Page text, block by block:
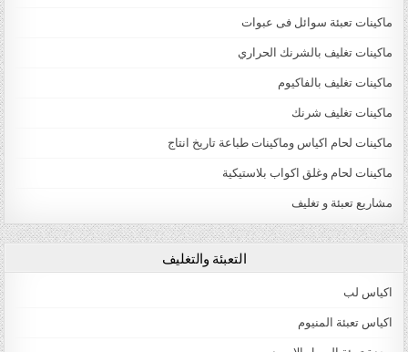
ماكينات تعبئة سوائل فى عبوات
ماكينات تغليف بالشرنك الحراري
ماكينات تغليف بالفاكيوم
ماكينات تغليف شرنك
ماكينات لحام اكياس وماكينات طباعة تاريخ انتاج
ماكينات لحام وغلق اكواب بلاستيكية
مشاريع تعبئة و تغليف
التعبئة والتغليف
اكياس لب
اكياس تعبئة المنيوم